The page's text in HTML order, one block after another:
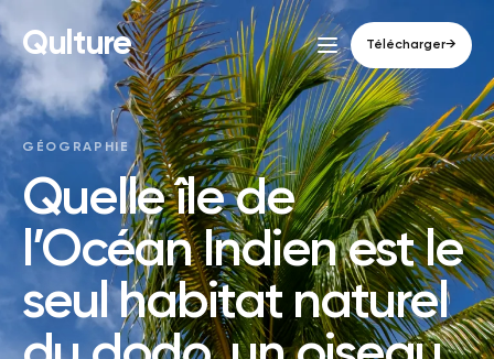
Qulture Télécharger→
GÉOGRAPHIE
Quelle île de
l’Océan Indien est le
seul habitat naturel